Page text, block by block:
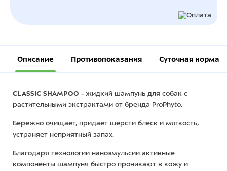
Описание Противопоказания Суточная норма
CLASSIC SHAMPOO - жидкий шампунь для собак с
растительными экстрактами от бренда ProPhyto.
Бережно очищает, придает шерсти блеск и мягкость,
устраняет неприятный запах.
Благодаря технологии наноэмульсии активные
компоненты шампуня быстро проникают в кожу и